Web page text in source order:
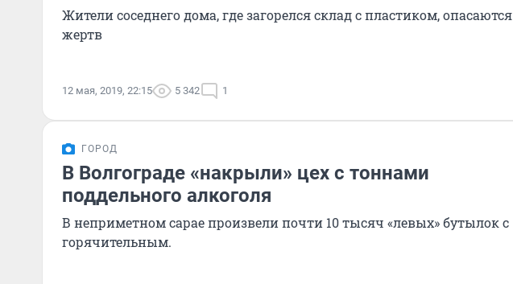
Жители соседнего дома, где загорелся склад с пластиком, опасаются
жертв
12 мая, 2019, 22:15 5 342 1
ГОРОД
В Волгограде «накрыли» цех с тоннами
поддельного алкоголя
В неприметном сарае произвели почти 10 тысяч «левых» бутылок с
горячительным.